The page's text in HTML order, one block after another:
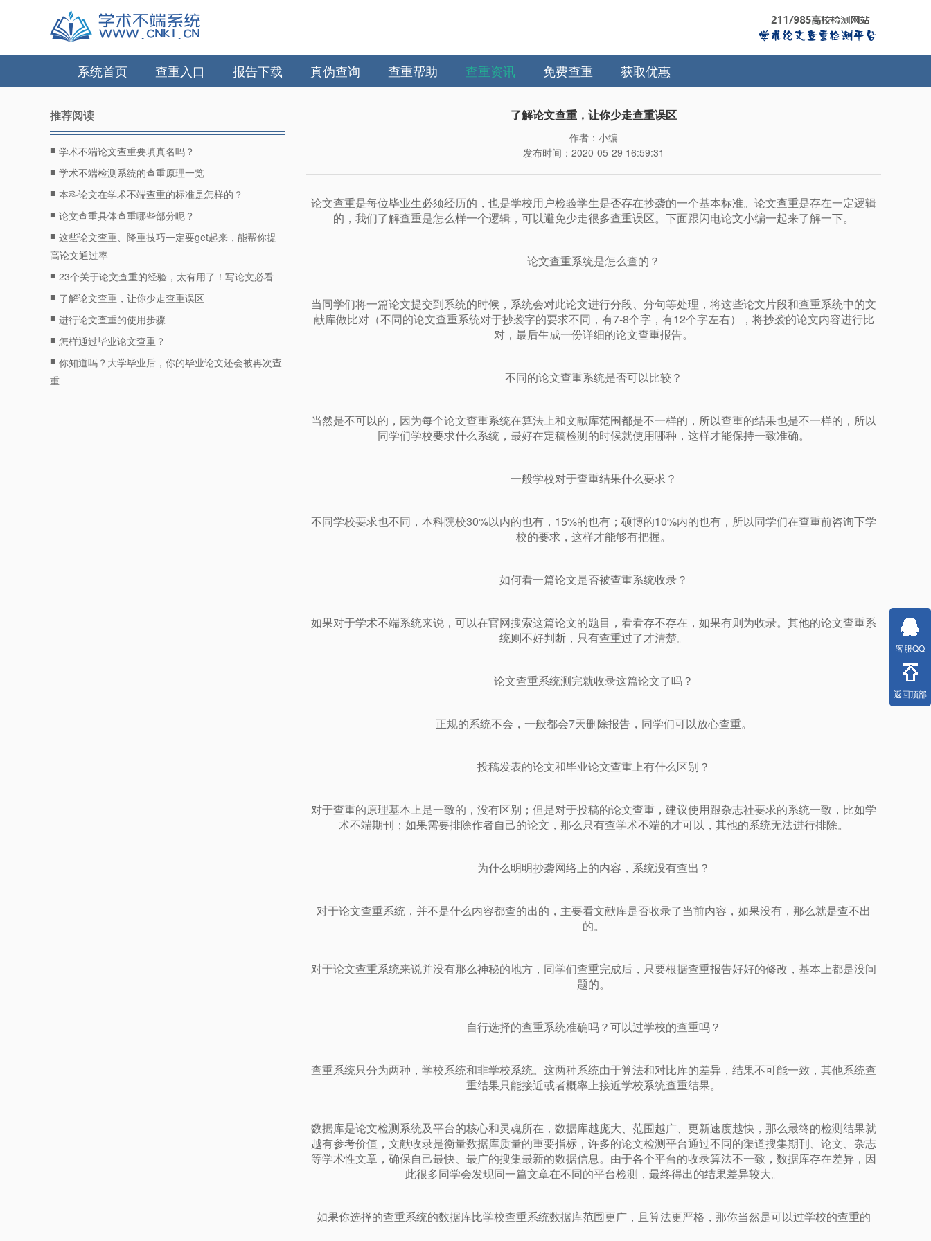
系统首页 查重入口 报告下载 真伪查询 查重帮助 查重资讯 免费查重 获取优惠
推荐阅读
■ 学术不端论文查重要填真名吗？
■ 学术不端检测系统的查重原理一览
■ 本科论文在学术不端查重的标准是怎样的？
■ 论文查重具体查重哪些部分呢？
■ 这些论文查重、降重技巧一定要get起来，能帮你提
高论文通过率
■ 23个关于论文查重的经验，太有用了！写论文必看
■ 了解论文查重，让你少走查重误区
■ 进行论文查重的使用步骤
■ 怎样通过毕业论文查重？
■ 你知道吗？大学毕业后，你的毕业论文还会被再次查
重
了解论文查重，让你少走查重误区
作者：小编
发布时间：2020-05-29 16:59:31
论文查重是每位毕业生必须经历的，也是学校用户检验学生是否存在抄袭的一个基本标准。论文查重是存在一定逻辑
的，我们了解查重是怎么样一个逻辑，可以避免少走很多查重误区。下面跟闪电论文小编一起来了解一下。
论文查重系统是怎么查的？
当同学们将一篇论文提交到系统的时候，系统会对此论文进行分段、分句等处理，将这些论文片段和查重系统中的文
献库做比对（不同的论文查重系统对于抄袭字的要求不同，有7-8个字，有12个字左右），将抄袭的论文内容进行比
对，最后生成一份详细的论文查重报告。
不同的论文查重系统是否可以比较？
当然是不可以的，因为每个论文查重系统在算法上和文献库范围都是不一样的，所以查重的结果也是不一样的，所以
同学们学校要求什么系统，最好在定稿检测的时候就使用哪种，这样才能保持一致准确。
一般学校对于查重结果什么要求？
不同学校要求也不同，本科院校30%以内的也有，15%的也有；硕博的10%内的也有，所以同学们在查重前咨询下学
校的要求，这样才能够有把握。
如何看一篇论文是否被查重系统收录？
如果对于学术不端系统来说，可以在官网搜索这篇论文的题目，看看存不存在，如果有则为收录。其他的论文查重系
统则不好判断，只有查重过了才清楚。
论文查重系统测完就收录这篇论文了吗？
正规的系统不会，一般都会7天删除报告，同学们可以放心查重。
投稿发表的论文和毕业论文查重上有什么区别？
对于查重的原理基本上是一致的，没有区别；但是对于投稿的论文查重，建议使用跟杂志社要求的系统一致，比如学
术不端期刊；如果需要排除作者自己的论文，那么只有查学术不端的才可以，其他的系统无法进行排除。
为什么明明抄袭网络上的内容，系统没有查出？
对于论文查重系统，并不是什么内容都查的出的，主要看文献库是否收录了当前内容，如果没有，那么就是查不出
的。
对于论文查重系统来说并没有那么神秘的地方，同学们查重完成后，只要根据查重报告好好的修改，基本上都是没问
题的。
自行选择的查重系统准确吗？可以过学校的查重吗？
查重系统只分为两种，学校系统和非学校系统。这两种系统由于算法和对比库的差异，结果不可能一致，其他系统查
重结果只能接近或者概率上接近学校系统查重结果。
数据库是论文检测系统及平台的核心和灵魂所在，数据库越庞大、范围越广、更新速度越快，那么最终的检测结果就
越有参考价值，文献收录是衡量数据库质量的重要指标，许多的论文检测平台通过不同的渠道搜集期刊、论文、杂志
等学术性文章，确保自己最快、最广的搜集最新的数据信息。由于各个平台的收录算法不一致，数据库存在差异，因
此很多同学会发现同一篇文章在不同的平台检测，最终得出的结果差异较大。
如果你选择的查重系统的数据库比学校查重系统数据库范围更广，且算法更严格，那你当然是可以过学校的查重的
客服QQ
返回顶部